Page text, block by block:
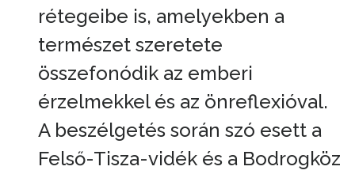
rétegeibe is, amelyekben a
természet szeretete
összefonódik az emberi
érzelmekkel és az önreflexióval.
A beszélgetés során szó esett a
Felső-Tisza-vidék és a Bodrogköz